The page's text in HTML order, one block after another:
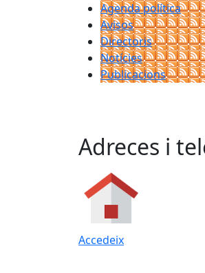
Agenda política
Avisos
Directoris
Notícies
Publicacions
Adreces i
Accedeix